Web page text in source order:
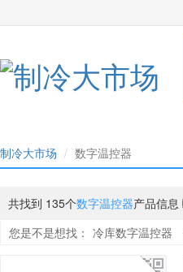
制冷大市场 数字温控器
共找到 135个数字温控器产品信息
您是不是想找： 冷库数字温控器